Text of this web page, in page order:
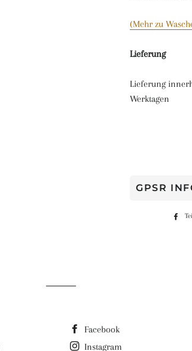
(Mehr zu
Lieferung
Lieferung
Werktagen
GPSR
Facebook
Instagram